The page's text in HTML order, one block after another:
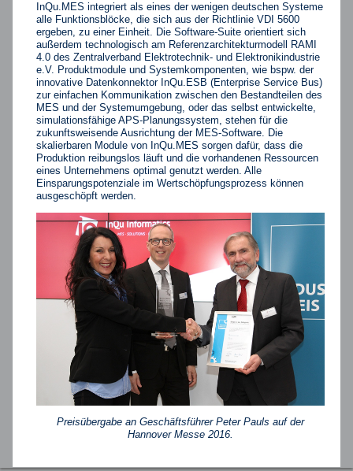
InQu.MES integriert als eines der wenigen deutschen Systeme
alle Funktionsblöcke, die sich aus der Richtlinie VDI 5600
ergeben, zu einer Einheit. Die Software-Suite orientiert sich
außerdem technologisch am Referenzarchitekturmodell RAMI
4.0 des Zentralverband Elektrotechnik- und Elektronikindustrie
e.V. Produktmodule und Systemkomponenten, wie bspw. der
innovative Datenkonnektor InQu.ESB (Enterprise Service Bus)
zur einfachen Kommunikation zwischen den Bestandteilen des
MES und der Systemumgebung, oder das selbst entwickelte,
simulationsfähige APS-Planungssystem, stehen für die
zukunftsweisende Ausrichtung der MES-Software. Die
skalierbaren Module von InQu.MES sorgen dafür, dass die
Produktion reibungslos läuft und die vorhandenen Ressourcen
eines Unternehmens optimal genutzt werden. Alle
Einsparungspotenziale im Wertschöpfungsprozess können
ausgeschöpft werden.
Preisübergabe an Geschäftsführer Peter Pauls auf der
Hannover Messe 2016.